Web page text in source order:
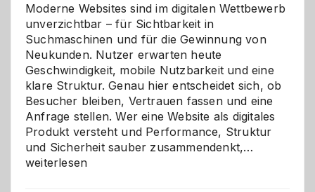
Moderne Websites sind im digitalen Wettbewerb
unverzichtbar – für Sichtbarkeit in
Suchmaschinen und für die Gewinnung von
Neukunden. Nutzer erwarten heute
Geschwindigkeit, mobile Nutzbarkeit und eine
klare Struktur. Genau hier entscheidet sich, ob
Besucher bleiben, Vertrauen fassen und eine
Anfrage stellen. Wer eine Website als digitales
Produkt versteht und Performance, Struktur
und Sicherheit sauber zusammendenkt,…
weiterlesen